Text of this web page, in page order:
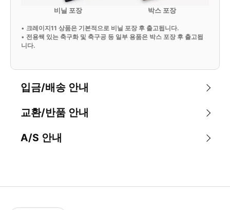
비닐 포장 박스 포장
• 크레이지11 상품은 기본적으로 비닐 포장 후 출고됩니다.
• 전용쌕 있는 축구화 및 축구공 등 일부 용품은 박스 포장 후 출고됩
니다.
입금/배송 안내
교환/반품 안내
A/S 안내